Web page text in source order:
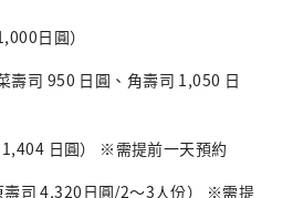
日圓）
壽司 950 日圓、角壽司 1,050 日
1,404 日圓） ※需提前一天預約
壽司 4,320日圓/2～3人份） ※需提